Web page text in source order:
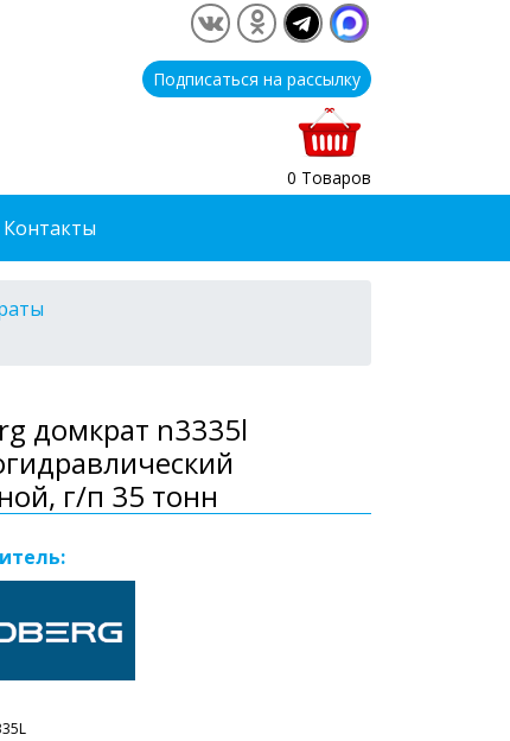
Подписаться на рассылку
0 Товаров
Контакты
домкрат n3335l
г/п 35 тонн